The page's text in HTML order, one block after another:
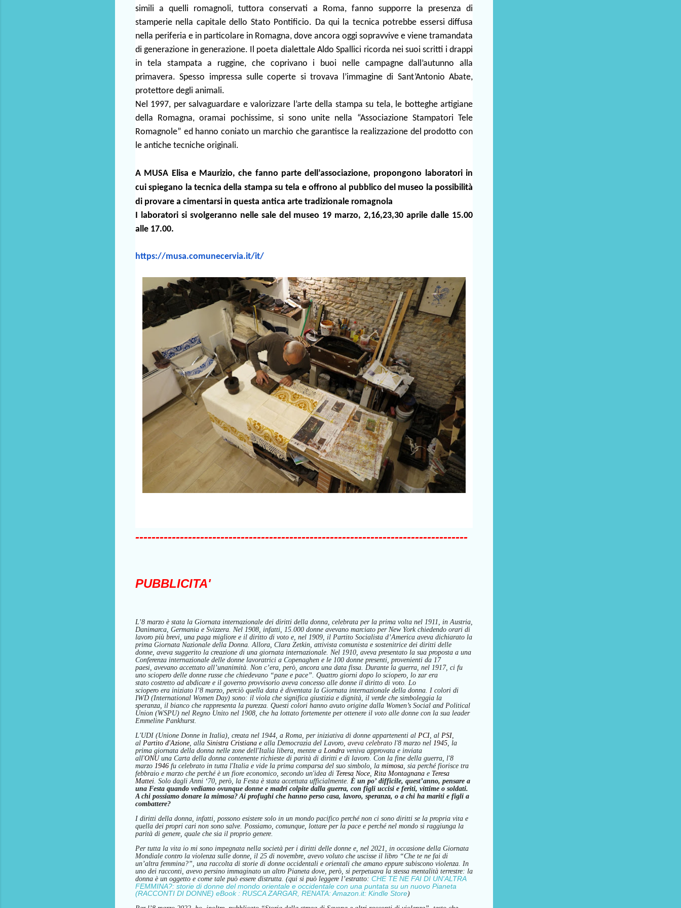
simili a quelli romagnoli, tuttora conservati a Roma, fanno supporre la presenza di
stamperie nella capitale dello Stato Pontificio. Da qui la tecnica potrebbe essersi diffusa
nella periferia e in particolare in Romagna, dove ancora oggi sopravvive e viene tramandata
di generazione in generazione. Il poeta dialettale Aldo Spallici ricorda nei suoi scritti i drappi
in tela stampata a ruggine, che coprivano i buoi nelle campagne dall’autunno alla
primavera. Spesso impressa sulle coperte si trovava l’immagine di Sant’Antonio Abate,
protettore degli animali.
Nel 1997, per salvaguardare e valorizzare l’arte della stampa su tela, le botteghe artigiane
della Romagna, oramai pochissime, si sono unite nella “Associazione Stampatori Tele
Romagnole” ed hanno coniato un marchio che garantisce la realizzazione del prodotto con
le antiche tecniche originali.
A MUSA Elisa e Maurizio, che fanno parte dell’associazione, propongono laboratori in
cuispiegano la tecnica della stampa su tela e offrono al pubblico del museo la possibilità
di provare a cimentarsi in questa antica arte tradizionale romagnola
I laboratori si svolgeranno nelle sale del museo 19 marzo, 2,16,23,30 aprile dalle 15.00
alle 17.00.
https://musa.comunecervia.it/it/
----------------------------------------------------------------------------------
PUBBLICITA'
L’8 marzo è stata la Giornata internazionale dei diritti della donna, celebrata per la prima volta nel 1911, in Austria,
Danimarca, Germania e Svizzera. Nel 1908, infatti, 15.000 donne avevano marciato per New York chiedendo orari di
lavoro più brevi, una paga migliore e il diritto di voto e, nel 1909 , il Partito Socialista d’America aveva dichiarato la
prima Giornata Nazionale della Donna. Allora, Clara Zetkin, attivista comunista e sostenitrice dei diritti delle
donne, aveva suggerito la creazione di una giornata internazionale. Nel 1910, aveva presentato la sua proposta a una
Conferenza internazionale delle donne lavoratrici a Copenaghen e le 100 donne presenti, provenienti da 17
paesi, avevano accettato all’unanimità. Non c’era, però, ancora una data fissa. Durante la guerra, nel 1917, ci fu
uno sciopero delle donne russe che chiedevano “pane e pace”. Quattro giorni dopo lo sciopero, lo zar era
stato costretto ad abdicare e il governo provvisorio aveva concesso alle donne il diritto di voto. Lo
sciopero era iniziato l’8 marzo, perciò quella data è diventata la Giornata internazionale della donna. I colori di
IWD (International Women Day) sono: il viola che significa giustizia e dignità, il verde che simboleggia la
speranza, il bianco che rappresenta la purezza. Questi colori hanno avuto origine dalla Women’s Social and Political
Union (WSPU) nel Regno Unito nel 1908, che ha lottato fortemente per ottenere il voto alle donne con la sua leader
Emmeline Pankhurst
L'UDI (Unione Donne in Italia), creata nel 1944, a Roma per iniziativa di donne appartenenti al PCI , al PSI
al Partito d'Azione , alla Sinistra Cristiana e alla Democrazia del Lavoro aveva celebrato l'8 marzo nel 1945 , la
prima giornata della donna nelle zone dell'Italia libera, mentre a Londra veniva approvata e inviata
all'ONU una Carta della donna contenente richieste di parità di diritti e di lavoro. Con la fine della guerra, l'8
marzo 1946 fu celebrato in tutta l'Italia e vide la prima comparsa del suo simbolo, la mimosa sia perchéfiorisce tra
febbraio e marzo che perché è un fiore economico , secondo un'idea di Teresa Noce Rita Montagnana e Teresa
Mattei Solo dagli Anni ‘70, però, la Festa è stata accettata ufficialmente. È un po’ difficile, quest’anno, pensare a
una Festa quando vediamo ovunque donne e madri colpite dalla guerra, con figli uccisi e feriti, vittime o soldati.
A chi possiamo donare la mimosa? Ai profughi che hanno perso casa, lavoro, speranza, o a chi ha mariti e figli a
combattere?
I diritti della donna, infatti, possono esistere solo in un mondo pacifico perché non ci sono diritti se la propria vita e
quella dei propri cari non sono salve. Possiamo, comunque, lottare per la pace e perché nel mondo si raggiunga la
parità di genere, quale che sia il proprio genere.
Per tutta la vita io mi sono impegnata nella società per i diritti delle donne e nel 2021, in occasione della Giornata
Mondiale contro la violenza sulle donne, il 25 di novembre, avevo voluto che uscisse il libro “Che te ne fai di
un’altra femmina?”, una raccolta di storie di donne occidentali e orientali che amano eppure subiscono violenza. In
uno dei racconti, avevo persino immaginato un altro Pianeta dove, però, si perpetuava la stessa mentalità terrestre: la
donna è un oggetto e come tale può essere distrutta. (qui si può leggere l’estratto: CHE TE NE FAI DI UN'ALTRA
FEMMINA?: storie di donne del mondo orientale e occidentale con una puntata su un nuovo Pianeta
(RACCONTI DI DONNE) eBook : RUSCA ZARGAR, RENATA: Amazon.it: Kindle Store)